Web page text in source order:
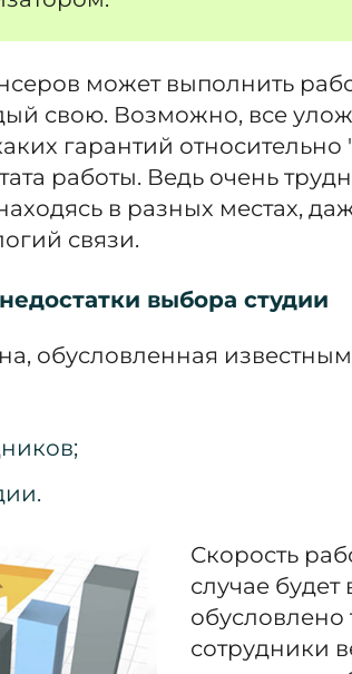
может выполнить
свою. Возможно, все
гарантий относительно
работы. Ведь очень
в разных местах,
связи.
выбора студии
обусловленная
Скорость
случае
обусловлено
сотрудники